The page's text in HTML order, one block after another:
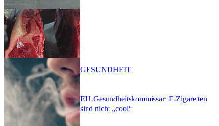
EU-Gesundheitskommissar: E-Zigaretten
sind nicht „cool“
GESUNDHEIT